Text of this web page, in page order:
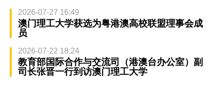
2026-07-27 16:49
澳门理工大学获选为粤港澳高校联盟理事会成
员
2026-07-22 18:24
教育部国际合作与交流司（港澳台办公室）副
司长张晋一行到访澳门理工大学